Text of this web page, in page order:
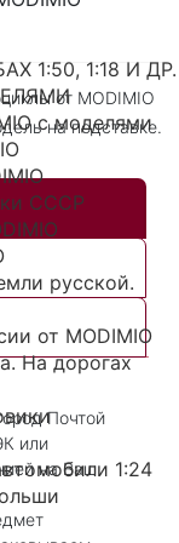
1:50, 1:18 И ДР.
с моделями
СССР
русской.
от MODIMIO
На дорогах
1:24
от MODIMIO
на подставке.
Почтой
или
на Ваш